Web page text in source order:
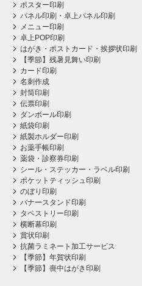
ポスター印刷
パネル印刷・卓上パネル印刷
メニュー印刷
卓上POP印刷
はがき・ポストカード・挨拶状印刷
【季節】残暑見舞い印刷
カード印刷
名刺作成
封筒印刷
伝票印刷
ダンボール印刷
紙袋印刷
紙製ホルダー印刷
お薬手帳印刷
薬袋・診察券印刷
シール・ステッカー・ラベル印刷
ポケットティッシュ印刷
のぼり印刷
バナースタンド印刷
タペストリー印刷
横断幕印刷
賞状印刷
抗菌ラミネート加工サービス
【季節】年賀状印刷
【季節】喪中はがき印刷